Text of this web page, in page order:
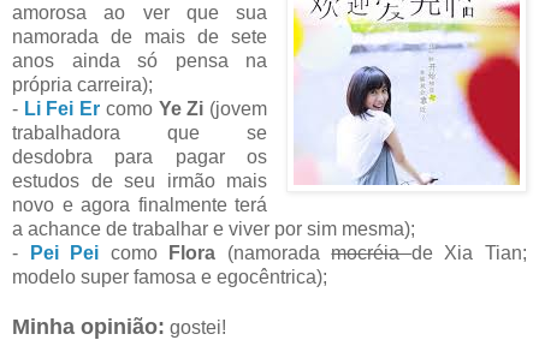
amorosa ao ver que sua
namorada de mais de sete
anos ainda só pensa na
própria carreira);
- Li Fei Er como Ye Zi (jovem
trabalhadora que se
desdobra para pagar os
estudos de seu irmão mais
novo e agora finalmente terá
a achance de trabalhar e viver por sim mesma);
-
Pei Pei comoFlora (namoradamocréiade Xia Tian;
modelo super famosa e egocêntrica);
Minha opinião: gostei!